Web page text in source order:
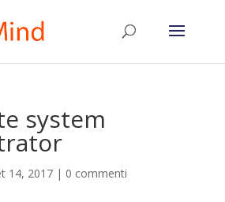
system
14, 2017| 0 commenti